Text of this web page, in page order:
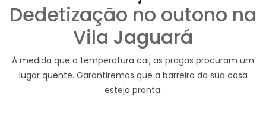
Dedetização no outono na
Vila Jaguará
À medida que a temperatura cai, as pragas procuram um
lugar quente. Garantiremos que a barreira da sua casa
esteja pronta.